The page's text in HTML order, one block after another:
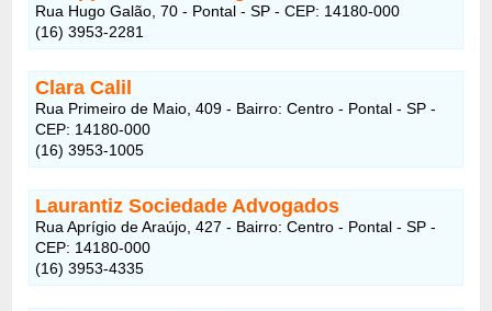
Rua Hugo Galão, 70 - Pontal - SP - CEP: 14180-000
(16) 3953-2281
Clara Calil
Rua Primeiro de Maio, 409 - Bairro: Centro - Pontal - SP -
CEP: 14180-000
(16) 3953-1005
Laurantiz Sociedade Advogados
Rua Aprígio de Araújo, 427 - Bairro: Centro - Pontal - SP -
CEP: 14180-000
(16) 3953-4335